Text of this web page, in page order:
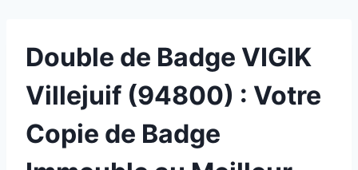
Double de Badge VIGIK
Villejuif (94800) : Votre
Copie de Badge